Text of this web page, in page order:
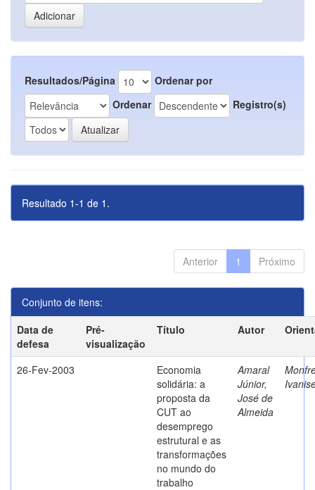
Resultados/Página
Ordenar por
Ordenar
Registro(s)
Resultado 1-1 de 1.
Anterior 1 Próximo
Conjunto de itens:
Data de
defesa
Pré-
visualização
Título Autor
26-Fev-2003
Economia
solidária: a
proposta da
CUT ao
desemprego
estrutural e as
transformações
no mundo do
trabalho
Amaral
Júnior,
José de
Almeida